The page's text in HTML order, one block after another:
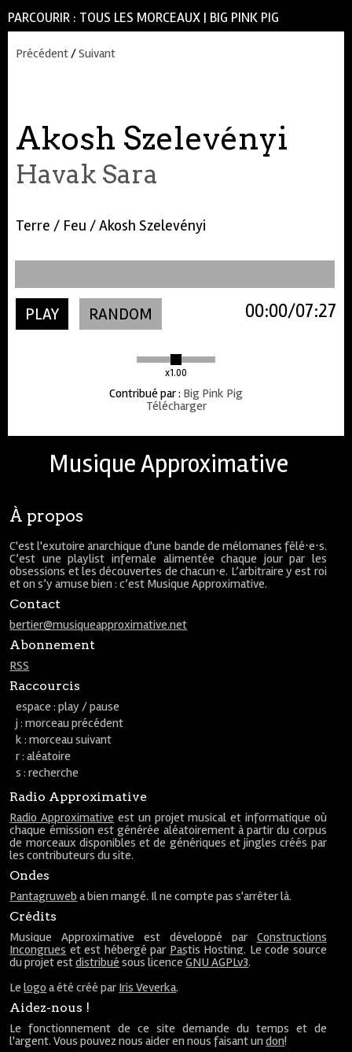
PARCOURIR : TOUS LES MORCEAUX | BIG PINK PIG
Précédent/Suivant
Akosh Szelevényi
Havak Sara
Terre / Feu / Akosh Szelevényi
PLAY RANDOM
x1.00
07:27
00:00
Contribué par: Big Pink Pig
Télécharger
Musique Approximative
À propos
C'est l'exutoire anarchique d'une bande de mélomanes fêlé⋅e⋅s.
C’est une playlist infernale alimentée chaque jour par les
obsessions et les découvertes de chacun⋅e. L’arbitraire y est roi
et on s’y amuse bien : c’est Musique Approximative.
Contact
bertier@musiqueapproximative.net
Abonnement
RSS
Raccourcis
espace : play / pause
j : morceau précédent
k : morceau suivant
r : aléatoire
s : recherche
Radio Approximative
Radio Approximative est un projet musical et informatique où
chaque émission est générée aléatoirement à partir du corpus
de morceaux disponibles et de génériques et jingles créés par
les contributeurs du site.
Ondes
Pantagruweb a bien mangé. Il ne compte pas s'arrêter là.
Crédits
Musique Approximative est développé par Constructions
Incongrues et est hébergé par Pastis Hosting. Le code source
du projet estdistribué sous licenceGNU AGPLv3.
Lelogo a été créé par Iris Veverka.
Aidez-nous !
Le fonctionnement de ce site demande du temps et de
l'argent. Vous pouvez nous aider en nous faisant undon!